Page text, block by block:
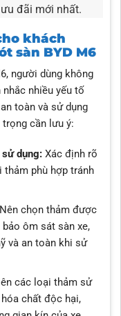
đãi mới nhất.
khách
sàn BYD M6
người dùng không
nhiều yếu tố
toàn và sử dụng
cần lưu ý:
dụng:Xác định rõ
phù hợp tránh
chọn thảm được
ôm sát sàn xe,
và an toàn khi sử
các loại thảm sử
chất độc hại,